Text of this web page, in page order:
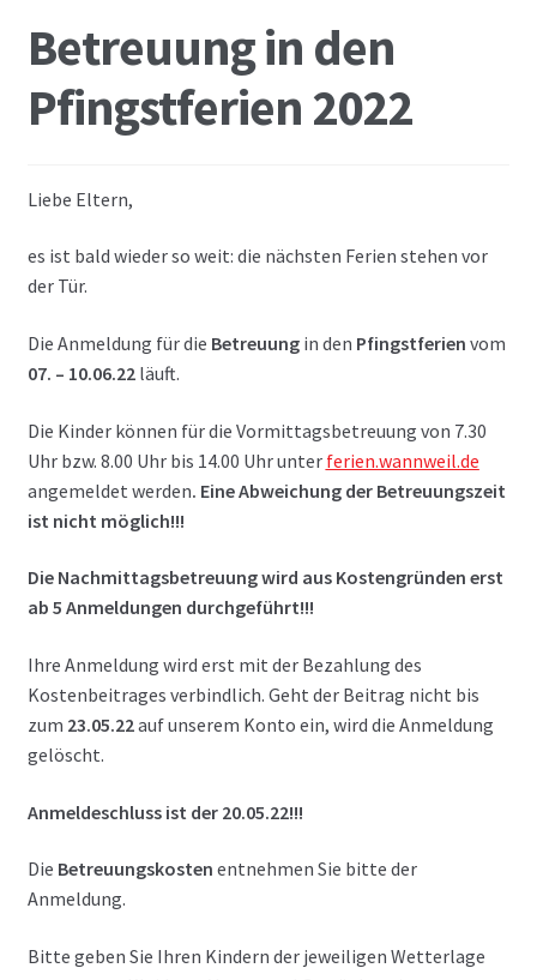
Betreuung in den
Pfingstferien 2022
Liebe Eltern,
es ist bald wieder so weit: die nächsten Ferien stehen vor
der Tür.
Die Anmeldung für die Betreuungin den Pfingstferien vom
07. – 10.06.22 läuft.
Die Kinder können für die Vormittagsbetreuung von 7.30
Uhr bzw. 8.00 Uhr bis 14.00 Uhr unter ferien.wannweil.de
angemeldet werden. Eine Abweichung der Betreuungszeit
ist nicht möglich!!!
Die Nachmittagsbetreuung wird aus Kostengründen erst
ab 5 Anmeldungen durchgeführt!!!
Ihre Anmeldung wird erst mit der Bezahlung des
Kostenbeitrages verbindlich. Geht der Beitrag nicht bis
zum 23.05.22auf unserem Konto ein, wird die Anmeldung
gelöscht.
Anmeldeschluss ist der 20.05.22!!!
Die Betreuungskosten entnehmen Sie bitte der
Anmeldung.
Bitte geben Sie Ihren Kindern der jeweiligen Wetterlage